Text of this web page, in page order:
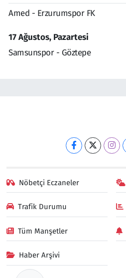
Amed - Erzurumspor FK
17 Ağustos, Pazartesi
Samsunspor - Göztepe
Nöbetçi Eczaneler
Trafik Durumu
Tüm Manşetler
Haber Arşivi